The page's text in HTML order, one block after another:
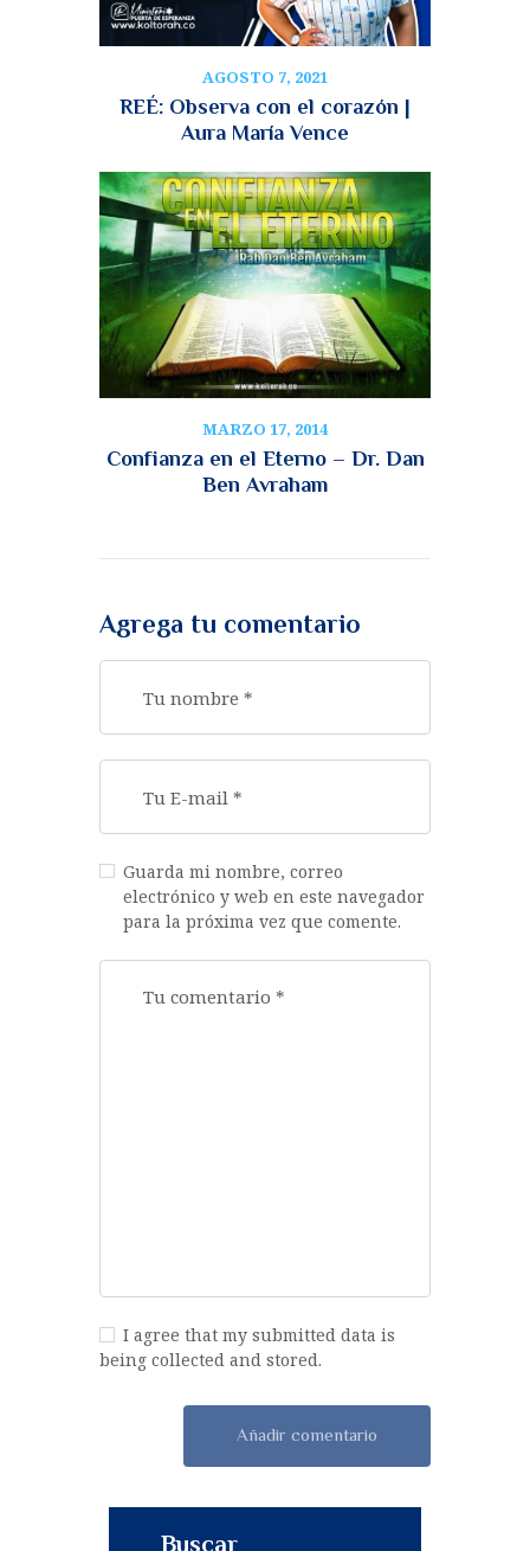
AGOSTO 7, 2021
REÉ: Observa con el corazón |
Aura María Vence
MARZO 17, 2014
Confianza en el Eterno – Dr. Dan
Ben Avraham
Agrega tu comentario
Guarda mi nombre, correo
electrónico y web en este navegador
para la próxima vez que comente.
I agree that my submitted data is
being collected and stored.
Buscar